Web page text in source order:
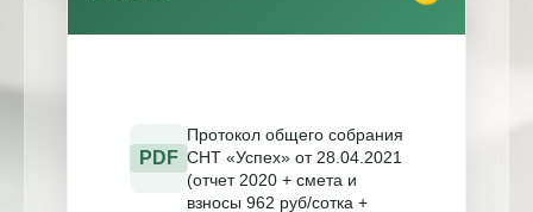
PDF
Протокол общего собрания
СНТ «Успех» от 28.04.2021
(отчет 2020 + смета и
взносы 962 руб/сотка +